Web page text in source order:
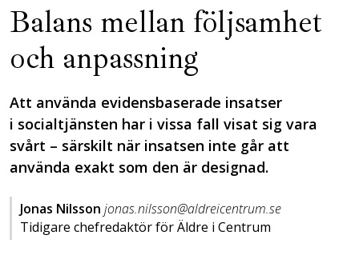
Balans mellan följsamhet
och anpassning
Att använda evidensbaserade insatser
i socialtjänsten har i vissa fall visat sig vara
svårt – särskilt när insatsen inte går att
använda exakt som den är designad.
Jonas Nilsson jonas.nilsson@aldreicentrum.se
Tidigare chefredaktör för Äldre i Centrum